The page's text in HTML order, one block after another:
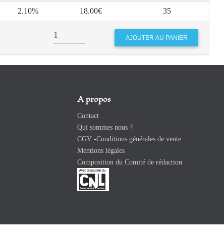
2.10% 18.00€ 35
A propos
Contact
Qui sommes nous ?
CGV -Conditions générales de vente
Mentions légales
Composition du Comité de rédaction